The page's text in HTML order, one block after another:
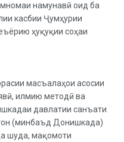
намунавӣ оид ба
касбии Ҷумҳурии
ҳуқуқии соҳаи
масъалаҳои асосии
илмию методӣ ва
давлатии санъати
(минбаъд Донишкада)
шуда, мақомоти